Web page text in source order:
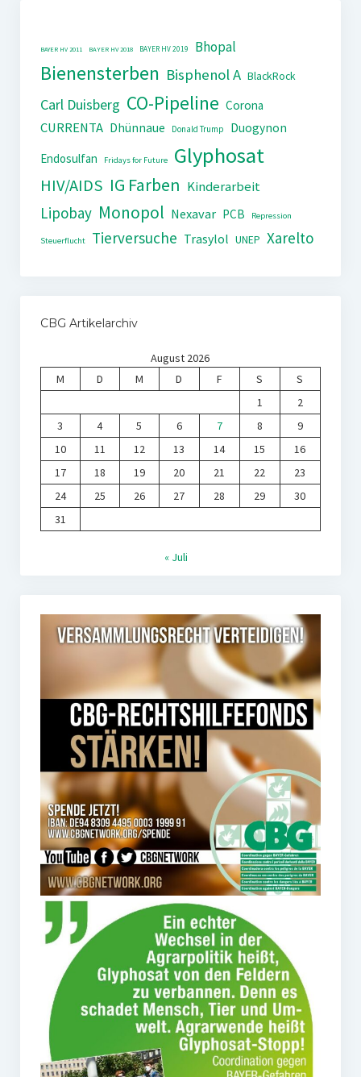
BAYER HV 2011 BAYER HV 2018 BAYER HV 2019 Bhopal
Bienensterben Bisphenol A BlackRock
Carl Duisberg CO-Pipeline Corona
CURRENTA Dhünnaue Donald Trump
Duogynon
Endosulfan
Fridays for Future Glyphosat
HIV/AIDS IG Farben Kinderarbeit
Lipobay Monopol Nexavar PCB Repression
Steuerflucht Tierversuche Trasylol UNEP Xarelto
CBG Artikelarchiv
August 2026
M
D M D F S
S
1
2
3
4 5 6 7 8
9
10
11 12 13 14 15
16
17
18 19 20 21 22
23
24
25 26 27 28 29
30
31
« Juli